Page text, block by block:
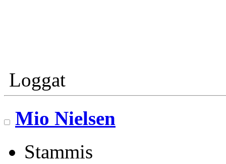
Loggat
Mio Nielsen
Stammis